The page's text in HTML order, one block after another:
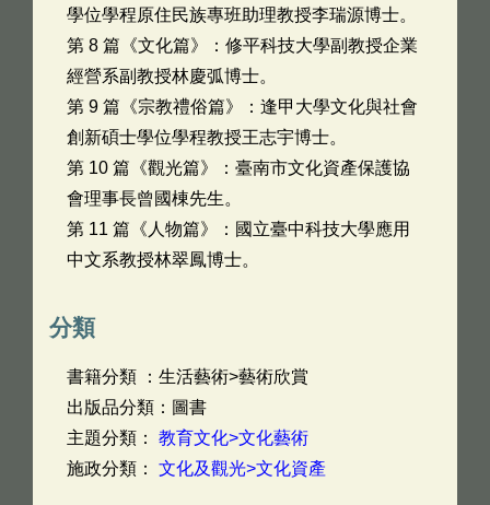
學位學程原住民族專班助理教授李瑞源博士。
第 8 篇《文化篇》：修平科技大學副教授企業
經營系副教授林慶弧博士。
第 9 篇《宗教禮俗篇》：逢甲大學文化與社會
創新碩士學位學程教授王志宇博士。
第 10 篇《觀光篇》：臺南市文化資產保護協
會理事長曾國棟先生。
第 11 篇《人物篇》：國立臺中科技大學應用
中文系教授林翠鳳博士。
分類
書籍分類 ：生活藝術>藝術欣賞
出版品分類：圖書
主題分類： 教育文化>文化藝術
施政分類： 文化及觀光>文化資產